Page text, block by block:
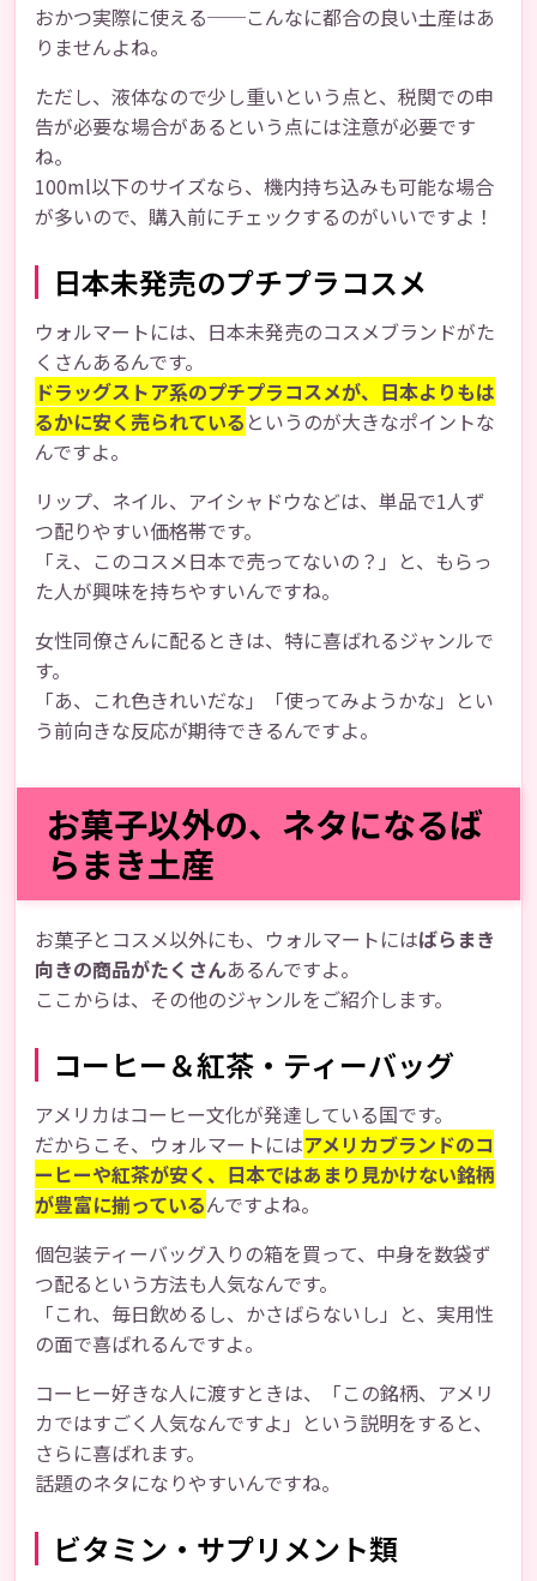
おかつ実際に使える──こんなに都合の良い土産はあ
りませんよね。
ただし、液体なので少し重いという点と、税関での申
告が必要な場合があるという点には注意が必要です
ね。
100ml以下のサイズなら、機内持ち込みも可能な場合
が多いので、購入前にチェックするのがいいですよ！
日本未発売のプチプラコスメ
ウォルマートには、日本未発売のコスメブランドがた
くさんあるんです。
ドラッグストア系のプチプラコスメが、日本よりもは
るかに安く売られている というのが大きなポイントな
んですよ。
リップ、ネイル、アイシャドウなどは、単品で1人ず
つ配りやすい価格帯です。
「え、このコスメ日本で売ってないの？」と、もらっ
た人が興味を持ちやすいんですね。
女性同僚さんに配るときは、特に喜ばれるジャンルで
す。
「あ、これ色きれいだな」「使ってみようかな」とい
う前向きな反応が期待できるんですよ。
お菓子以外の、ネタになるば
らまき土産
お菓子とコスメ以外にも、ウォルマートにはばらまき
向きの商品がたくさんあるんですよ。
ここからは、その他のジャンルをご紹介します。
コーヒー＆紅茶・ティーバッグ
アメリカはコーヒー文化が発達している国です。
だからこそ、ウォルマートにはアメリカブランドのコ
ーヒーや紅茶が安く、日本ではあまり見かけない銘柄
が豊富に揃っているんですよね。
個包装ティーバッグ入りの箱を買って、中身を数袋ず
つ配るという方法も人気なんです。
「これ、毎日飲めるし、かさばらないし」と、実用性
の面で喜ばれるんですよ。
コーヒー好きな人に渡すときは、「この銘柄、アメリ
カではすごく人気なんですよ」という説明をすると、
さらに喜ばれます。
話題のネタになりやすいんですね。
ビタミン・サプリメント類